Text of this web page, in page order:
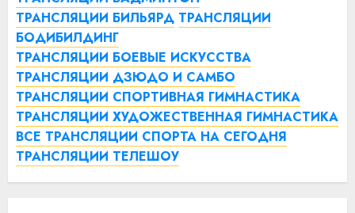
ТРАНСЛЯЦИИ БИЛЬЯРД ТРАНСЛЯЦИИ
БОДИБИЛДИНГ
ТРАНСЛЯЦИИ БОЕВЫЕ ИСКУССТВА
ТРАНСЛЯЦИИ ДЗЮДО И САМБО
ТРАНСЛЯЦИИ СПОРТИВНАЯ ГИМНАСТИКА
ТРАНСЛЯЦИИ ХУДОЖЕСТВЕННАЯ ГИМНАСТИКА
ВСЕ ТРАНСЛЯЦИИ СПОРТА НА СЕГОДНЯ
ТРАНСЛЯЦИИ ТЕЛЕШОУ